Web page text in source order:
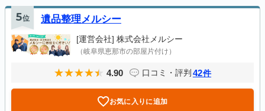
5位 遺品整理メルシー
[運営会社] 株式会社メルシー
（岐阜県恵那市の部屋片付け）
4.90 口コミ・評判 42件
お気に入りに追加